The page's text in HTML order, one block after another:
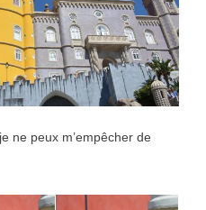
ne peux m’empêcher de